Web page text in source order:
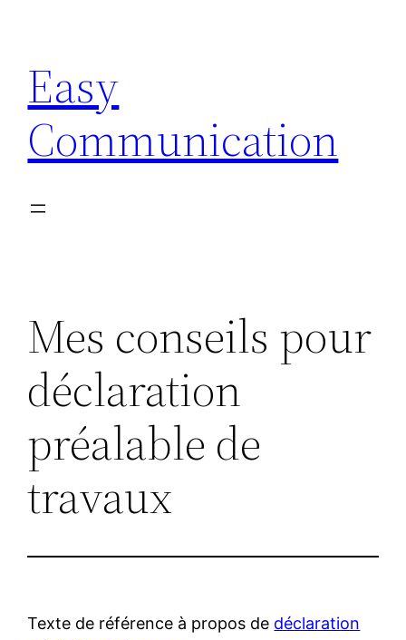
contenu
Easy
Communication
Mes conseils pour
déclaration
préalable de
travaux
Texte de référence à propos de déclaration